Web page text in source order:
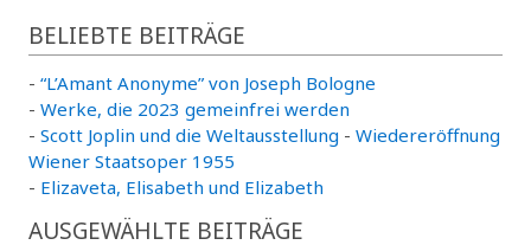
BELIEBTE BEITRÄGE
- “L’Amant Anonyme” von Joseph Bologne
- Werke, die 2023 gemeinfrei werden
- Scott Joplin und die Weltausstellung - Wiedereröffnung
Wiener Staatsoper 1955
- Elizaveta, Elisabeth und Elizabeth
AUSGEWÄHLTE BEITRÄGE